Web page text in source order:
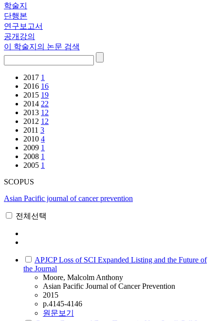
학술지
단행본
연구보고서
공개강의
이 학술지의 논문 검색
2017 1
2016 16
2015 19
2014 22
2013 12
2012 12
2011 3
2010 4
2009 1
2008 1
2005 1
SCOPUS
Asian Pacific journal of cancer prevention
전체선택
APJCP Loss of SCI Expanded Listing and the Future of
the Journal
Moore, Malcolm Anthony
Asian Pacific Journal of Cancer Prevention
2015
p.4145-4146
원문보기